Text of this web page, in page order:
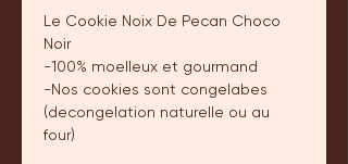
Le Cookie Noix De Pecan Choco
Noir
-100% moelleux et gourmand
-Nos cookies sont congelabes
(decongelation naturelle ou au
four)